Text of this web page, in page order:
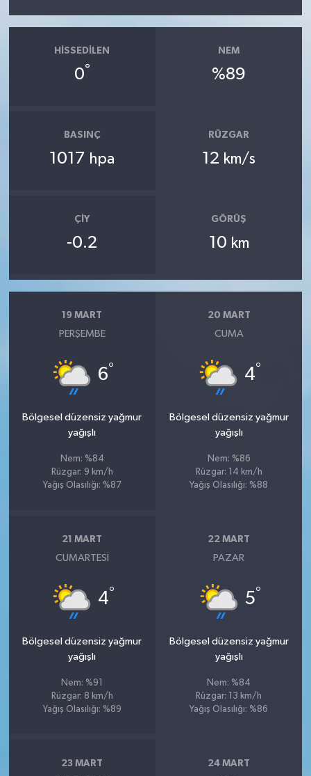
HISSEDILEN
0°
NEM
%89
BASINÇ
1017 hpa
RÜZGAR
12 km/s
ÇIY
-0.2
GÖRÜŞ
10 km
19 MART
PERŞEMBE
6°
Bölgesel düzensiz yağmur
yağışlı
Nem: %84
Rüzgar: 9 km/h
Yağış Olasılığı: %87
20 MART
CUMA
4°
Bölgesel düzensiz yağmur
yağışlı
Nem: %86
Rüzgar: 14 km/h
Yağış Olasılığı: %88
21 MART
CUMARTESI
4°
Bölgesel düzensiz yağmur
yağışlı
Nem: %91
Rüzgar: 8 km/h
Yağış Olasılığı: %89
22 MART
PAZAR
5°
Bölgesel düzensiz yağmur
yağışlı
Nem: %84
Rüzgar: 13 km/h
Yağış Olasılığı: %86
23 MART 24 MART